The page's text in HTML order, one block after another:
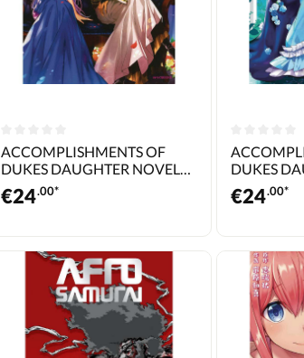
ACCOMPLISHMENTS OF
DUKES DAUGHTER NOVEL
SC VOL 04 (C: 0-1-1)
€24.00*
DUKES
SC VOL 05
€24.00*